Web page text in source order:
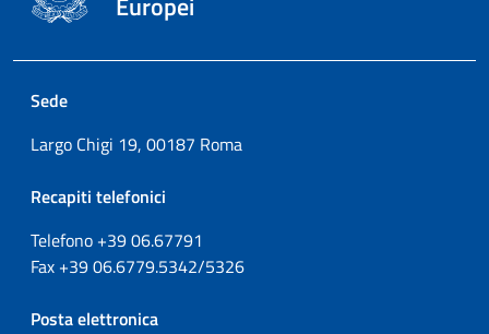
Sede
Largo Chigi 19, 00187 Roma
Recapiti telefonici
Telefono +3906.67791
Fax +3906.6779.5342/5326
Posta elettronica